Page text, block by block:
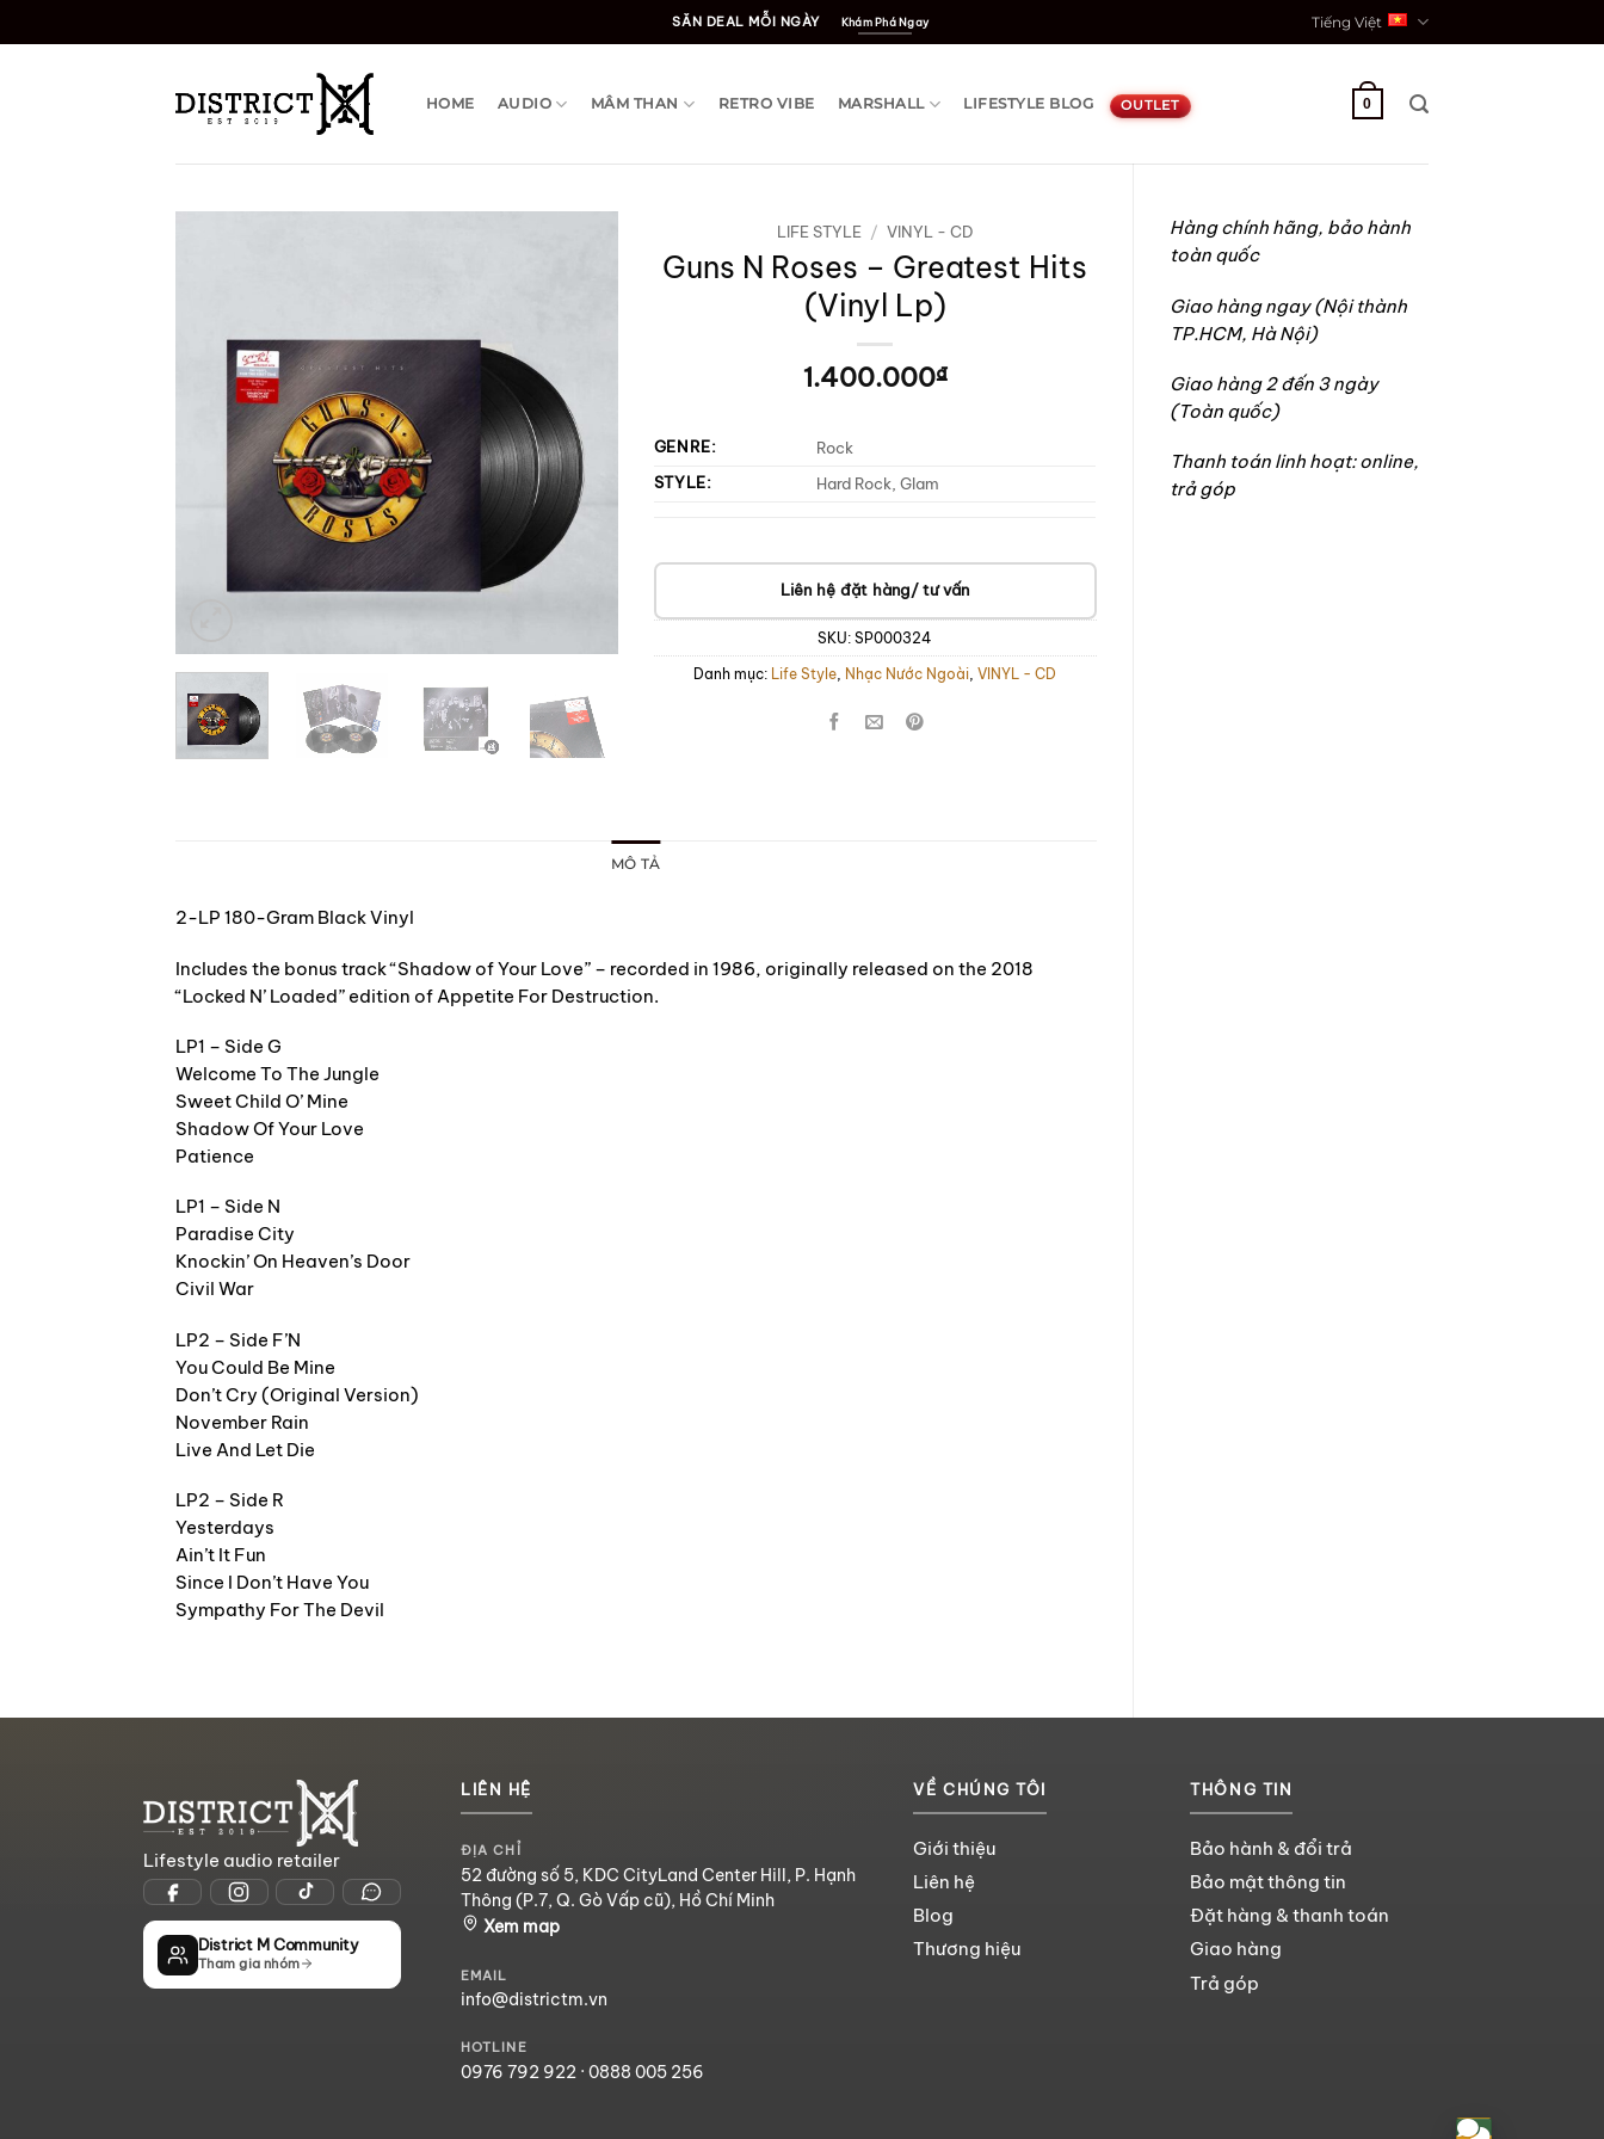
qua
SĂN DEAL MỖI NGÀY Khám Phá Ngay Tiếng Việt
HOME AUDIO MÂM THAN RETRO VIBE MARSHALL LIFESTYLE BLOG OUTLET 0
Hàng chính hãng, bảo hành
toàn quốc
Giao hàng ngay (Nội thành
TP.HCM, Hà Nội)
Giao hàng 2 đến 3 ngày
(Toàn quốc)
Thanh toán linh hoạt: online,
trả góp
LIFE STYLE / VINYL - CD
Guns N Roses – Greatest Hits
(Vinyl Lp)
1.400.000₫
GENRE:
Rock
STYLE:
Hard Rock, Glam
Liên hệ đặt hàng/ tư vấn
SKU:SP000324
Danh mục: Life Style Nhạc Nước Ngoài ,VINYL - CD
MÔ TẢ
2-LP 180-Gram Black Vinyl
Includes the bonus track “Shadow of Your Love” – recorded in 1986, originally released on the 2018
“Locked N’ Loaded” edition of Appetite For Destruction.
LP1 – Side G
Welcome To The Jungle
Sweet Child O’ Mine
Shadow Of Your Love
Patience
LP1 – Side N
Paradise City
Knockin’ On Heaven’s Door
Civil War
LP2 – Side F’N
You Could Be Mine
Don’t Cry (Original Version)
November Rain
Live And Let Die
LP2 – Side R
Yesterdays
Ain’t It Fun
Since I Don’t Have You
Sympathy For The Devil
Lifestyle audio retailer
District M Community
Tham gia nhóm
LIÊN HỆ
ĐỊA CHỈ
52 đường số 5, KDC CityLand Center Hill, P. Hạnh
Thông (P.7, Q. Gò Vấp cũ), Hồ Chí Minh
Xem map
EMAIL
info@districtm.vn
HOTLINE
0976 792 922 · 0888 005 256
VỀ CHÚNG TÔI
Giới thiệu
Liên hệ
Blog
Thương hiệu
THÔNG TIN
Bảo hành & đổi trả
Bảo mật thông tin
Đặt hàng & thanh toán
Giao hàng
Trả góp